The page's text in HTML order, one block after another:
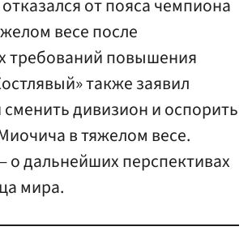
от пояса чемпиона
весе после
требований повышения
также заявил
дивизион и оспорить
в тяжелом весе.
о дальнейших перспективах
мира.